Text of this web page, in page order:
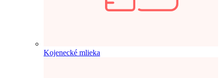
Kojenecké mlieka